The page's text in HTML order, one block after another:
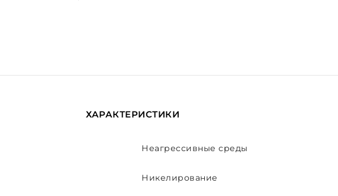
ХАРАКТЕРИСТИКИ
Неагрессивные среды
Никелирование